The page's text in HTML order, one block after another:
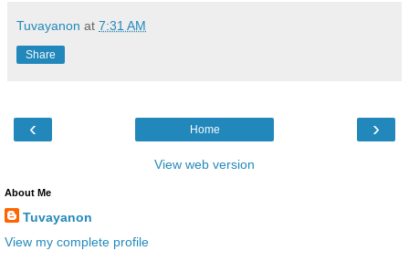
Tuvayanon at 7:31 AM
Share
‹ ›
Home
View web version
About Me
Tuvayanon
View my complete profile